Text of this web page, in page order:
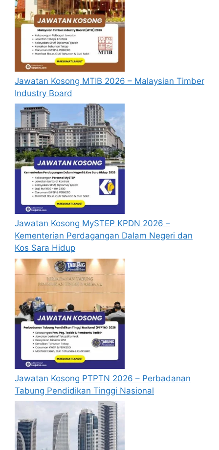
Cara Memohon
Permohonan jawatan diatas hendaklah
melalui pautanPermohonan Online
boleh didapati melalui pautan yang telah
disediakan dibawah. Untuk pemohon kali
pertama, anda perlu mendaftar
akaun baru terlebih dahulu.
Calon dikehendaki memuat naik resume
yang lengkap (kelayakan akademik,
pengalaman kerja, gaji semasa dan gaji
yang dipohon, gambar berukuran
passport serta salinan sijil-sijil berkaitan)
semasa membuat permohonan.
Pemohon yang telah mendaftar dan
memohon jawatan yang disenaraikan
tidak perlu lagi memohon semula
sekiranya tempoh permohonan masih
sah.
Sebelum membuat permohonan sila
pastikan andalogin/register
mengisi segala maklumat yang diminta
dengan lengkap dan tepat.
Perlu diingatkan, hanya pemohon yang
layak sahaja akan dipanggil ke
Jawatan Kosong MTIB 2026 – Malaysian Timber
Industry Board
Jawatan Kosong MySTEP KPDN 2026 –
Kementerian Perdagangan Dalam Negeri dan
Kos Sara Hidup
Jawatan Kosong PTPTN 2026 – Perbadanan
Tabung Pendidikan Tinggi Nasional